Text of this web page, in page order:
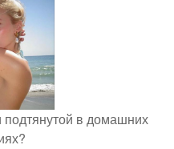
подтянутой в домашних